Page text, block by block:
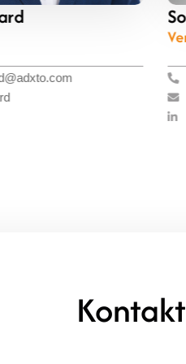
Verksamhet- &
+46 73 077 63 36